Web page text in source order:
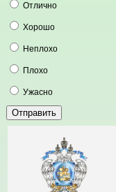
Отлично
Хорошо
Неплохо
Плохо
Ужасно